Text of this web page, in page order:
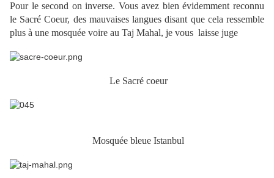
Pour le second on inverse. Vous avez bien évidemment reconnu
le Sacré Coeur, des mauvaises langues disant que cela ressemble
plus à une mosquée voire au Taj Mahal, je vous laisse juge
Le Sacré coeur
Mosquée bleue Istanbul